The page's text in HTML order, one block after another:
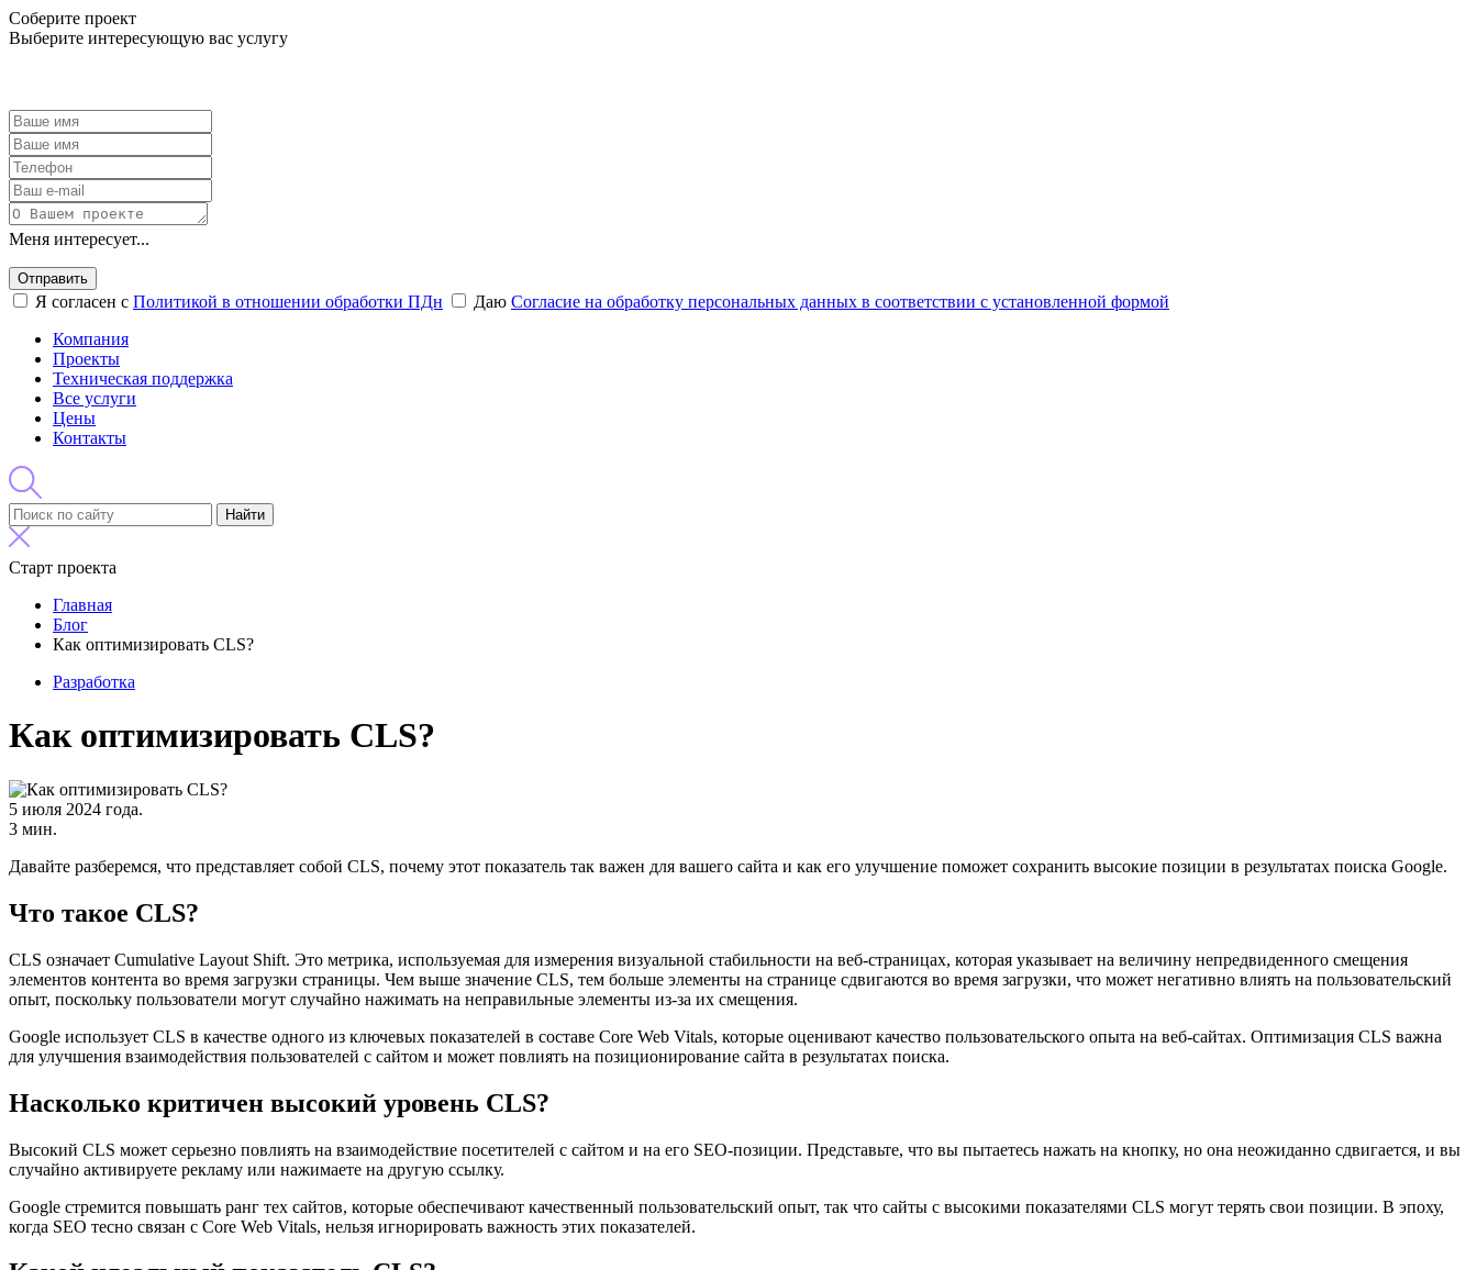
Соберите проект
Выберите интересующую вас услугу
Меня интересует...
Отправить
Я согласен с Политикой в отношении обработки ПДн Даю Согласие на обработку персональных данных в соответствии с установленной формой
Компания
Проекты
Техническая поддержка
Все услуги
Цены
Контакты
Найти
Старт проекта
Главная
Блог
Как оптимизировать CLS?
Разработка
Как оптимизировать CLS?
5 июля 2024 года.
3 мин.
Давайте разберемся, что представляет собой CLS, почему этот показатель так важен для вашего сайта и как его улучшение поможет сохранить высокие позиции в результатах поиска Google.
Что такое CLS?
CLS означает Cumulative Layout Shift. Это метрика, используемая для измерения визуальной стабильности на веб-страницах, которая указывает на величину непредвиденного смещения
элементов контента во время загрузки страницы. Чем выше значение CLS, тем больше элементы на странице сдвигаются во время загрузки, что может негативно влиять на пользовательский
опыт, поскольку пользователи могут случайно нажимать на неправильные элементы из-за их смещения.
Google использует CLS в качестве одного из ключевых показателей в составе Core Web Vitals, которые оценивают качество пользовательского опыта на веб-сайтах. Оптимизация CLS важна
для улучшения взаимодействия пользователей с сайтом и может повлиять на позиционирование сайта в результатах поиска.
Насколько критичен высокий уровень CLS?
Высокий CLS может серьезно повлиять на взаимодействие посетителей с сайтом и на его SEO-позиции. Представьте, что вы пытаетесь нажать на кнопку, но она неожиданно сдвигается, и вы
случайно активируете рекламу или нажимаете на другую ссылку.
Google стремится повышать ранг тех сайтов, которые обеспечивают качественный пользовательский опыт, так что сайты с высокими показателями CLS могут терять свои позиции. В эпоху,
когда SEO тесно связан с Core Web Vitals, нельзя игнорировать важность этих показателей.